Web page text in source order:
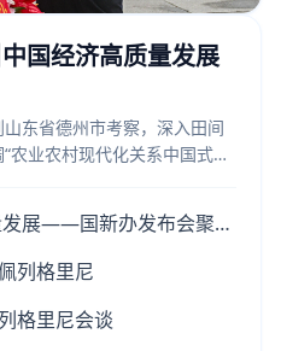
国经济高质量发展
东省德州市考察，深入田间
农业农村现代化关系中国式现
优化创新环境 赋能高质量发展——国新办发布会聚焦“十五五”时期知识产权工作新图景
列格里尼
格里尼会谈